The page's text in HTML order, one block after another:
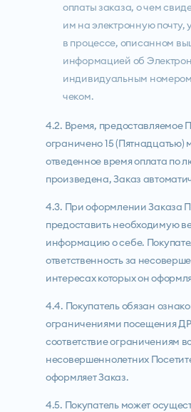
оплаты заказа, о чем
им на электронную почту,
в процессе, описанном
информацией об
индивидуальным
чеком.
4.2. Время, предоставляемое
ограничено 15 (Пятнадцатью)
отведенное время оплата по
произведена, Заказ
4.3. При оформлении Заказа
предоставить необходимую
информацию о себе.
ответственность за
интересах которых он
4.4. Покупатель обязан
ограничениями посещения
соответствие ограничениям
несовершеннолетних
оформляет Заказ.
4.5. Покупатель может